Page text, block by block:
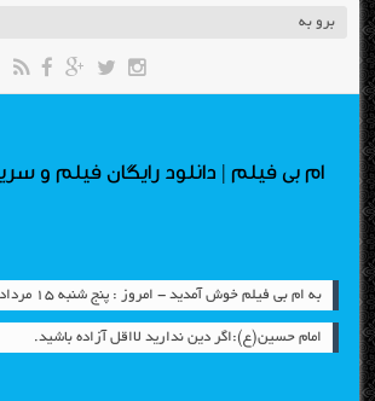
ام بی فیلم | دانلود رایگان فیلم و
به ام بی فیلم خوش آمدید - امروز : پنج شنبه ۱۵ مرداد ۱۴۰۵
امام حسين(ع):اگر دين نداريد لااقل آزاده باشيد.